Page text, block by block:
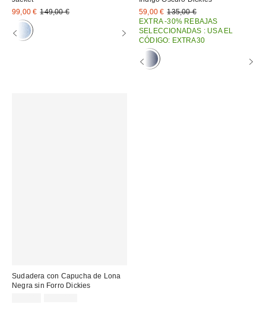
Precio
rebajado:
99,00 € Precio
149,00 €
Precio
rebajado:
59,00 € Precio
original:
135,00 €
EXTRA -30% REBAJAS
SELECCIONADAS : USA EL
CÓDIGO: EXTRA30
Sudadera con Capucha de Lona
Negra sin Forro Dickies